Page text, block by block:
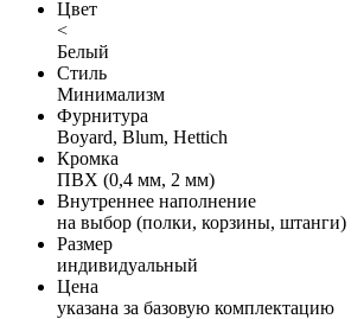
Цвет
<
Белый
Стиль
Минимализм
Фурнитура
Boyard, Blum, Hettich
Кромка
ПВХ (0,4 мм, 2 мм)
Внутреннее наполнение
на выбор (полки, корзины, штанги)
Размер
индивидуальный
Цена
указана за базовую комплектацию